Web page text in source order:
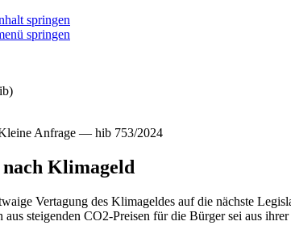
springen
springen
Anfrage — hib 753/2024
Klimageld
Vertagung des Klimageldes auf die nächste
steigenden CO2-Preisen für die Bürger sei aus